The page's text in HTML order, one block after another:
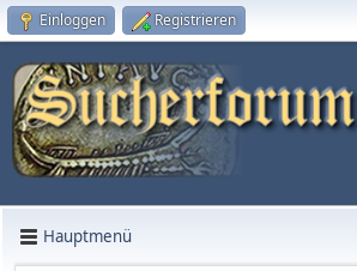
Einloggen Registrieren
Hauptmenü